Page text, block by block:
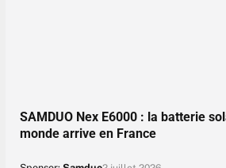
SAMDUO Nex E6000 : la batterie
monde arrive en France